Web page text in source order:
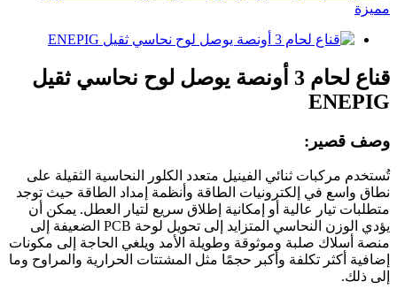
قناع لحام 3 أونصة يوصل لوح نحاسي ثقيل
ENEPIG
وصف قصير:
تُستخدم مركبات ثنائي الفينيل متعدد الكلور النحاسية الثقيلة على
نطاق واسع في إلكترونيات الطاقة وأنظمة إمداد الطاقة حيث توجد
متطلبات تيار عالية أو إمكانية إطلاق سريع لتيار العطل. يمكن أن
يؤدي الوزن النحاسي المتزايد إلى تحويل لوحة PCB الضعيفة إلى
منصة أسلاك صلبة وموثوقة وطويلة الأمد ويلغي الحاجة إلى مكونات
إضافية أكثر تكلفة وأكبر حجمًا مثل المشتتات الحرارية والمراوح وما
إلى ذلك.